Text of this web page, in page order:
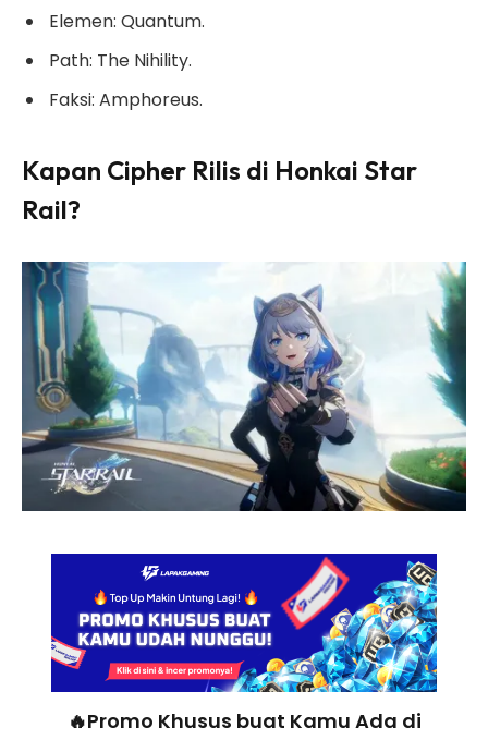
Elemen: Quantum.
Path: The Nihility.
Faksi: Amphoreus.
Kapan Cipher Rilis di Honkai Star
Rail?
🔥Promo Khusus buat Kamu Ada di